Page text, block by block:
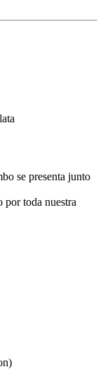
se presenta junto
por toda nuestra